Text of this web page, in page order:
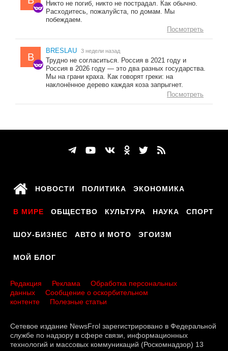
Никто не погиб, никто не пострадал. Как обычно.
Расходитесь, пожалуйста, по домам. Мы
побеждаем.
Посмотреть
B
BRESLAU 3 недели назад
Трудно не согласиться. Россия в 2021 году и
Россия в 2026 году — это два разных государства.
Мы на грани краха. Как говорят греки: на
наклонённое дерево каждая коза запрыгнет.
Посмотреть
НОВОСТИ ПОЛИТИКА ЭКОНОМИКА
В МИРЕ ОБЩЕСТВО КУЛЬТУРА НАУКА СПОРТ
ШОУ-БИЗНЕС АВТО И МОТО ЭГОИЗМ
МОЙ БЛОГ
Редакция Реклама
Обработка персональных
данных
Сообщение о оскорбительном
контенте
Полезные статьи
Сетевое издание NewsFrol зарегистрировано в Федеральной
службе по надзору в сфере связи, информационных
технологий и массовых коммуникаций (Роскомнадзор) 13